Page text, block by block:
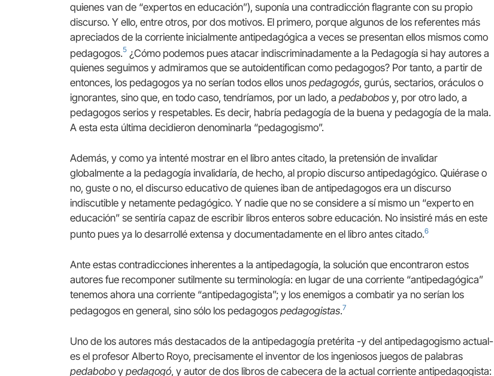
quienes van de “expertos en educación”), suponía una contradicción flagrante con su propio
discurso. Y ello, entre otros, por dos motivos. El primero, porque algunos de los referentes más
apreciados de la corriente inicialmente antipedagógica a veces se presentan ellos mismos como
pedagogos.5 ¿Cómo podemos pues atacar indiscriminadamente a la Pedagogía si hay autores a
quienes seguimos y admiramos que se autoidentifican como pedagogos? Por tanto, a partir de
entonces, los pedagogos ya no serían todos ellos unospedagogós, gurús, sectarios, oráculos o
ignorantes, sino que, en todo caso, tendríamos, por un lado, apedabobos y, por otro lado, a
pedagogos serios y respetables. Es decir, habría pedagogía de la buena y pedagogía de la mala.
A esta esta última decidieron denominarla “pedagogismo”.
Además, y como ya intenté mostrar en el libro antes citado, la pretensión de invalidar
globalmente a la pedagogía invalidaría, de hecho, al propio discurso antipedagógico. Quiérase o
no, guste o no, el discurso educativo de quienes iban de antipedagogos era un discurso
indiscutible y netamente pedagógico. Y nadie que no se considere a sí mismo un “experto en
educación” se sentiría capaz de escribir libros enteros sobre educación. No insistiré más en este
punto pues ya lo desarrollé extensa y documentadamente en el libro antes citado.6
Ante estas contradicciones inherentes a la antipedagogía, la solución que encontraron estos
autores fue recomponer sutilmente su terminología: en lugar de una corriente “antipedagógica”
tenemos ahora una corriente “antipedagogista”; y los enemigos a combatir ya no serían los
pedagogos en general, sino sólo los pedagogospedagogistas.7
Uno de los autores más destacados de la antipedagogía pretérita -y del antipedagogismo actual-
es el profesor Alberto Royo, precisamente el inventor de los ingeniosos juegos de palabras
pedabobo ypedagogó, y autor de dos libros de cabecera de la actual corriente antipedagogista: